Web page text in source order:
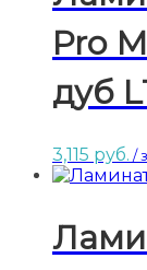
Pro
дуб
3,115 руб. /